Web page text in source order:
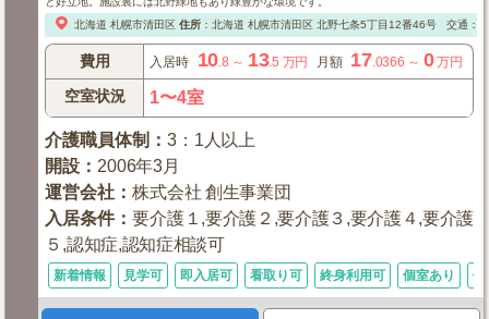
北海道 札幌市清田区 住所： 北海道 札幌市清田区北野七条5丁目12番46号 交通：
費用 入居時 10 .8 ～ 13.5 万円 月額 17 .0366 ～ 0万円
空室状況 1〜4室
介護職員体制 ：3：1人以上
開設 ： 2006年3月
運営会社 ：株式会社 創生事業団
入居条件：要介護１,要介護２,要介護３,要介護４,要介護
５,認知症,認知症相談可
新着情報 見学可 即入居可 看取り可 終身利用可 個室あり 体